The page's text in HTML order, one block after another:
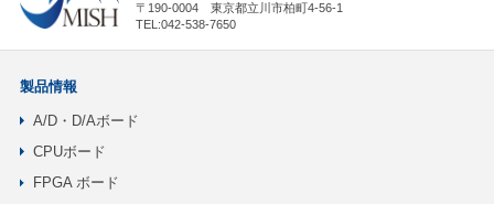
〒190-0004 東京都立川市柏町4-56-1
TEL:042-538-7650
製品情報
A/D・D/Aボード
CPUボード
FPGA ボード